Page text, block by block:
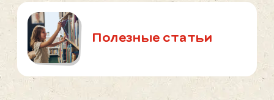
Полезные статьи